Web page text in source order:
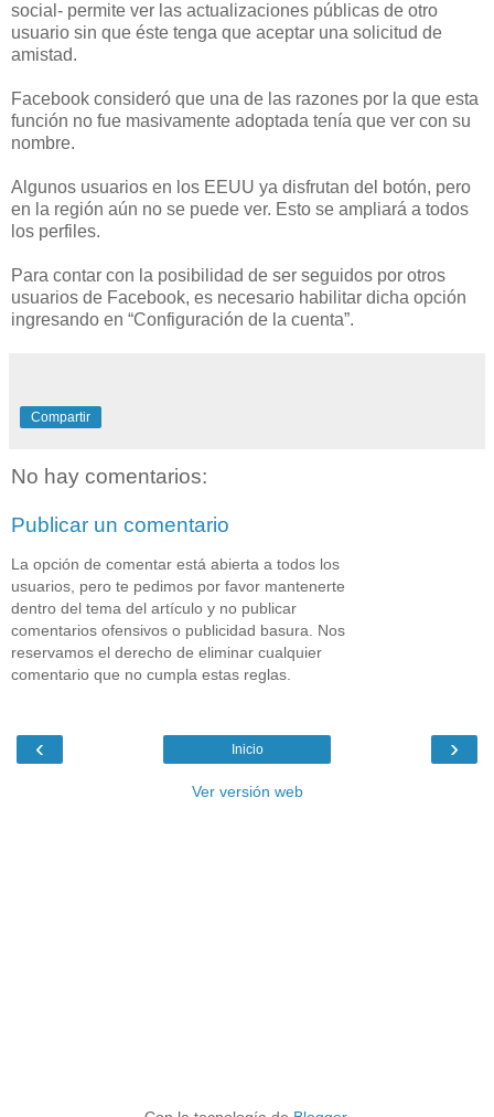
social- permite ver las actualizaciones públicas de otro
usuario sin que éste tenga que aceptar una solicitud de
amistad.
Facebook consideró que una de las razones por la que esta
función no fue masivamente adoptada tenía que ver con su
nombre.
Algunos usuarios en los EEUU ya disfrutan del botón, pero
en la región aún no se puede ver. Esto se ampliará a todos
los perfiles.
Para contar con la posibilidad de ser seguidos por otros
usuarios de Facebook, es necesario habilitar dicha opción
ingresando en “Configuración de la cuenta”.
Compartir
No hay comentarios:
Publicar un comentario
La opción de comentar está abierta a todos los
usuarios, pero te pedimos por favor mantenerte
dentro del tema del artículo y no publicar
comentarios ofensivos o publicidad basura. Nos
reservamos el derecho de eliminar cualquier
comentario que no cumpla estas reglas.
‹ ›
Inicio
Ver versión web